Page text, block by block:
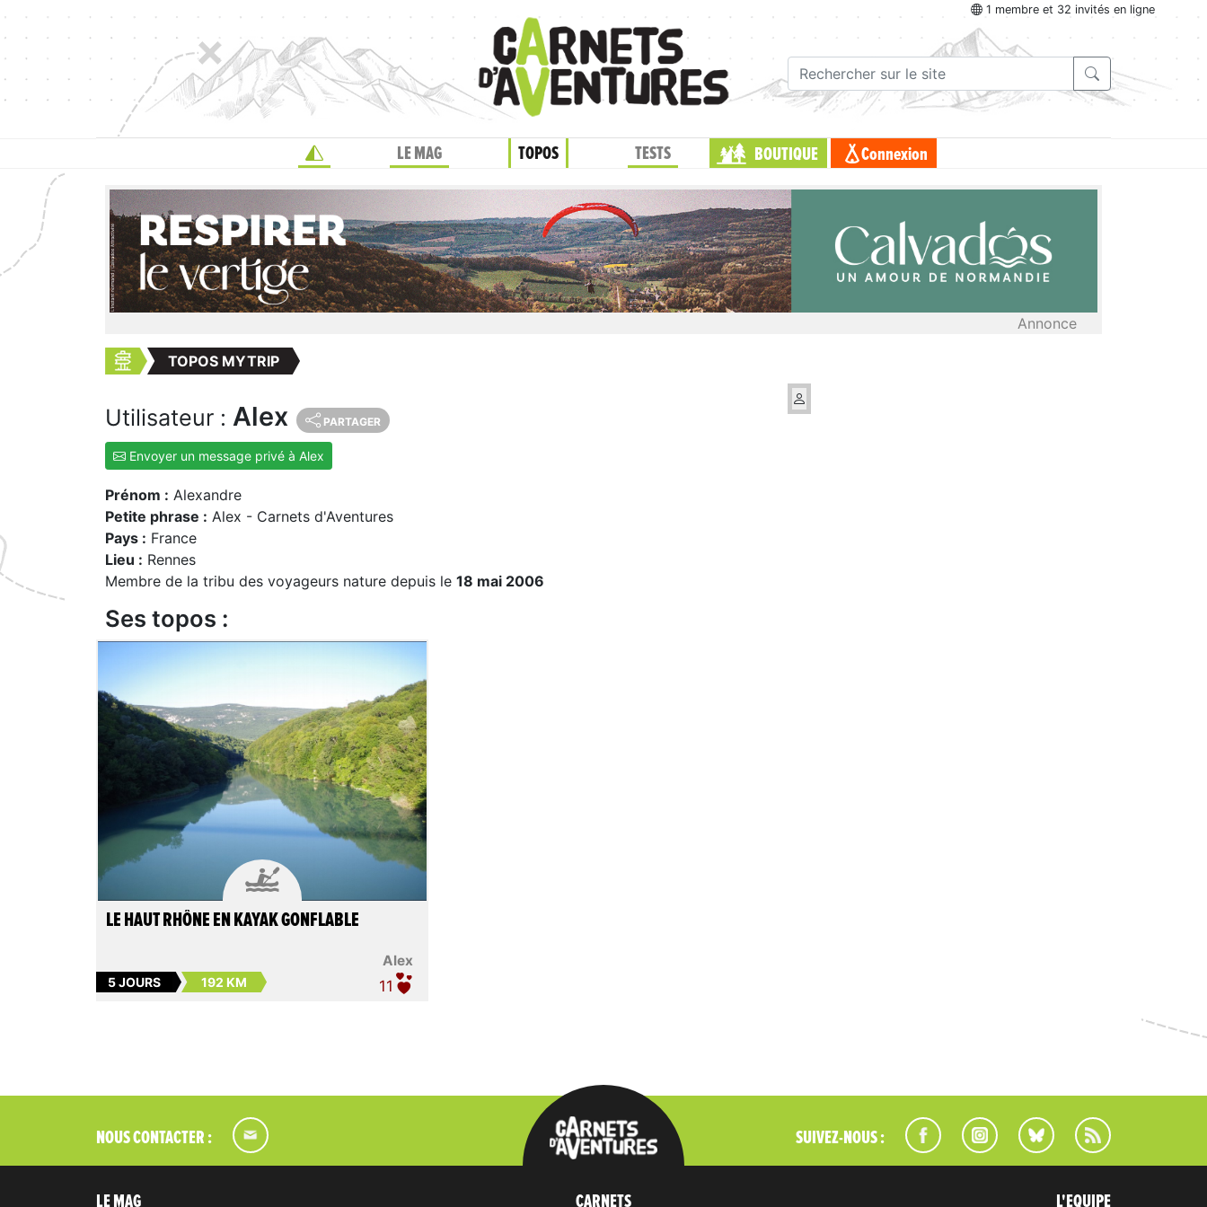
1 membre et 32 invités en ligne
LE MAG TOPOS TESTS BOUTIQUE Connexion
Annonce
TOPOS MYTRIP
Utilisateur : Alex PARTAGER
Envoyer un message privé à Alex
Prénom : Alexandre
Petite phrase : Alex - Carnets d'Aventures
Pays : France
Lieu : Rennes
Membre de la tribu des voyageurs nature depuis le 18 mai 2006
Ses topos :

Alex
LE HAUT RHÔNE EN KAYAK GONFLABLE
5 JOURS 192 KM 11
NOUS CONTACTER : SUIVEZ-NOUS :
LE MAG CARNETS L'EQUIPE